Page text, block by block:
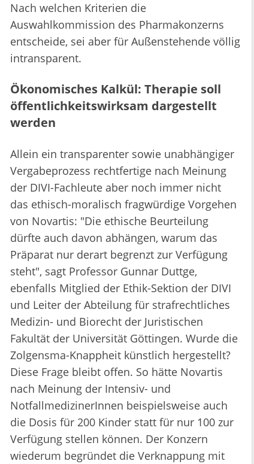
Nach welchen Kriterien die
Auswahlkommission des Pharmakonzerns
entscheide, sei aber für Außenstehende völlig
intransparent.
Ökonomisches Kalkül: Therapie soll
öffentlichkeitswirksam dargestellt
werden
Allein ein transparenter sowie unabhängiger
Vergabeprozess rechtfertige nach Meinung
der DIVI-Fachleute aber noch immer nicht
das ethisch-moralisch fragwürdige Vorgehen
von Novartis: "Die ethische Beurteilung
dürfte auch davon abhängen, warum das
Präparat nur derart begrenzt zur Verfügung
steht", sagt Professor Gunnar Duttge,
ebenfalls Mitglied der Ethik-Sektion der DIVI
und Leiter der Abteilung für strafrechtliches
Medizin- und Biorecht der Juristischen
Fakultät der Universität Göttingen. Wurde die
Zolgensma-Knappheit künstlich hergestellt?
Diese Frage bleibt offen. So hätte Novartis
nach Meinung der Intensiv- und
NotfallmedizinerInnen beispielsweise auch
die Dosis für 200 Kinder statt für nur 100 zur
Verfügung stellen können. Der Konzern
wiederum begründet die Verknappung mit